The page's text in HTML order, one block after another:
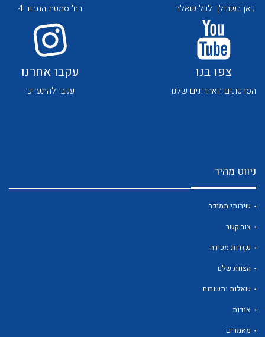
לכל מוצרי היצרן לכל מוצרי היצרן
לכל מוצרי היצרן
כאן בשבילך לכל שאלה רח' סמטת התבור 4
צפו בנו
הסרטונים האחרונים שלנו
עקבו אחרנו
עקבו להתעדכן
ניווט מהיר
שירותי תמיכה
צור קשר
נקודות מכירה
הצוות שלנו
שאלות ותשובות
אודות
מאמרים